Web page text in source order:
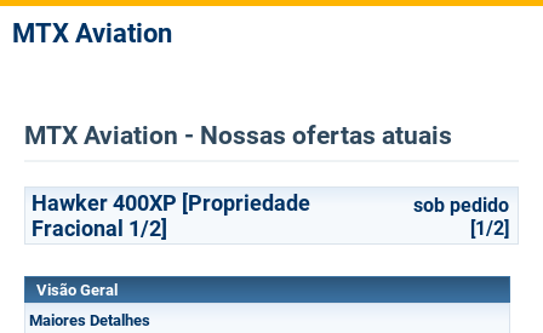
MTX Aviation
MTX Aviation - Nossas ofertas atuais
Hawker 400XP [Propriedade
Fracional 1/2]
sob pedido
[1/2]
Visão Geral
Maiores Detalhes